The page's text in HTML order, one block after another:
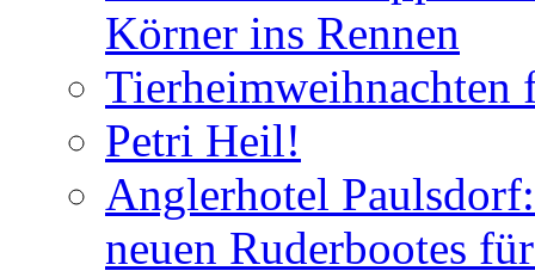
Körner ins Rennen
Tierheimweihnachten
Petri Heil!
Anglerhotel
neuen Ruderbootes